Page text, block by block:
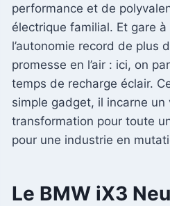
performance et de
électrique familial. Et gare
l’autonomie record de plus
promesse en l’air : ici, on
temps de recharge éclair. Ce
simple gadget, il incarne un
transformation pour toute
pour une industrie en
Le BMW iX3